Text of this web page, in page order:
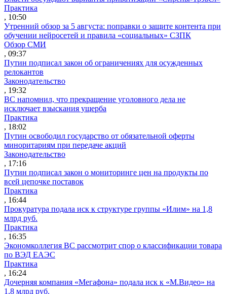
Практика
, 10:50
Утренний обзор за 5 августа: поправки о защите контента при
обучении нейросетей и правила «социальных» СЗПК
Обзор СМИ
, 09:37
Путин подписал закон об ограничениях для осужденных
релокантов
Законодательство
, 19:32
ВС напомнил, что прекращение уголовного дела не
исключает взыскания ущерба
Практика
, 18:02
Путин освободил государство от обязательной оферты
миноритариям при передаче акций
Законодательство
, 17:16
Путин подписал закон о мониторинге цен на продукты по
всей цепочке поставок
Практика
, 16:44
Прокуратура подала иск к структуре группы «Илим» на 1,8
млрд руб.
Практика
, 16:35
Экономколлегия ВС рассмотрит спор о классификации товара
по ВЭД ЕАЭС
Практика
, 16:24
Дочерняя компания «Мегафона» подала иск к «М.Видео» на
1,8 млрд руб.